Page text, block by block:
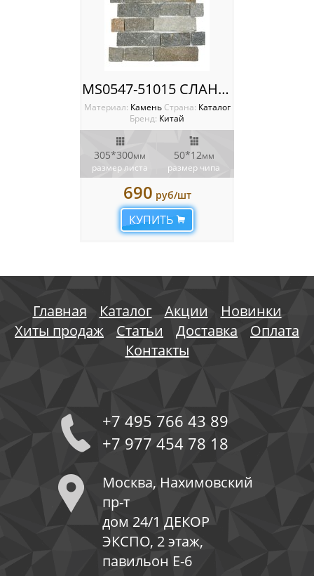
MS0547-51015 СЛАНЕЦ светло-серый
Материал: Камень Cтрана: Каталог
Бренд: Китай
305*300мм
размер листа
50*12мм
размер чипа
690 руб/шт
КУПИТЬ
Главная Каталог Акции
Новинки
Хиты продаж
Статьи Доставка
Оплата
Контакты
+7 495 766 43 89
+7 977 454 78 18
Москва, Нахимовский
пр-т
дом 24/1 ДЕКОР
ЭКСПО, 2 этаж,
павильон Е-6